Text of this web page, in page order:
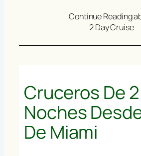
Continue Reading
2 Day Cruise
Cruceros De 2
Noches
De Miami